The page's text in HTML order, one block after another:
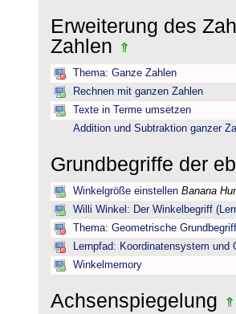
Erweiterung des
Zahlen
Thema: Ganze Zahlen
Rechnen mit ganzen Zahlen
Texte in Terme umsetzen
Addition und Subtraktion ganzer
Grundbegriffe der
Winkelgröße einstellen Banana
Willi Winkel: Der Winkelbegriff
Thema: Geometrische
Lernpfad: Koordinatensystem und
Winkelmemory
Achsenspiegelung